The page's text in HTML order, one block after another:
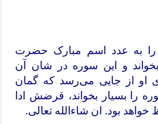
به عدد اسم مبارک حضرت
(ع)، (۱۱۰ بار) بخواند و این سوره در شان آن
از جایی می‌رسد که گمان
را بسیار بخواند، قرضش ادا
بود. ان شاءالله تعالی.